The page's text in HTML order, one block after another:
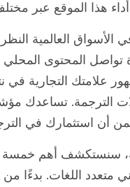
هذا الموقع عبر
الأسواق العالمية
تواصل المحتوى
علامتك التجارية في
الترجمة. تساعدك
أن استثمارك في
سنستكشف أهم
متعدد اللغات.